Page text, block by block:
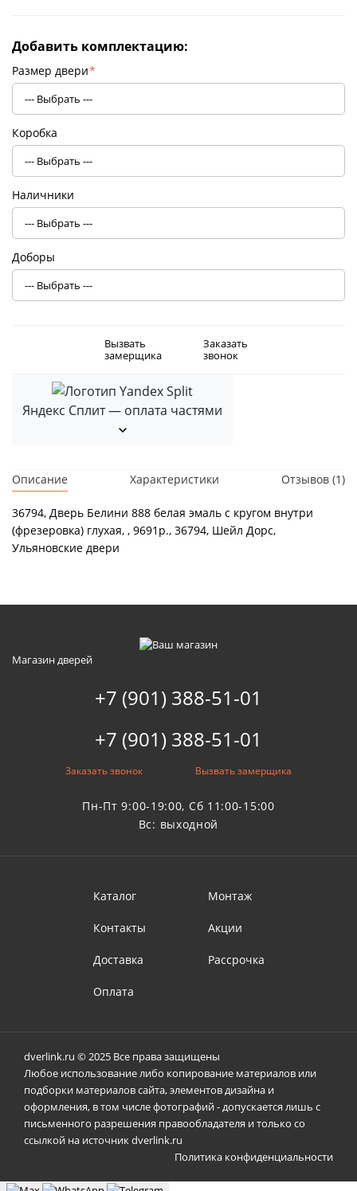
Добавить комплектацию:
Размер двери*
Коробка
Наличники
Доборы
Вызвать
замерщика
Заказать
звонок
Яндекс Сплит — оплата частями
Описание Характеристики Отзывов (1)
36794, Дверь Белини 888 белая эмаль с кругом внутри
(фрезеровка) глухая, , 9691р., 36794, Шейл Дорс,
Ульяновские двери
Магазин дверей
+7 (901) 388-51-01
+7 (901) 388-51-01
Заказать звонок Вызвать замерщика
Пн-Пт 9:00-19:00, Сб 11:00-15:00
Вс: выходной
Каталог
Контакты
Доставка
Оплата
Монтаж
Акции
Рассрочка
dverlink.ru © 2025 Все права защищены
Любое использование либо копирование материалов или
подборки материалов сайта, элементов дизайна и
оформления, в том числе фотографий - допускается лишь с
письменного разрешения правообладателя и только со
ссылкой на источник dverlink.ru
Политика конфиденциальности